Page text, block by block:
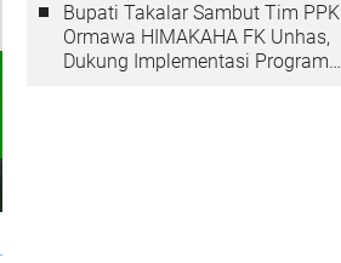
Bupati Takalar Sambut Tim PPK
Ormawa HIMAKAHA FK Unhas,
Dukung Implementasi Program